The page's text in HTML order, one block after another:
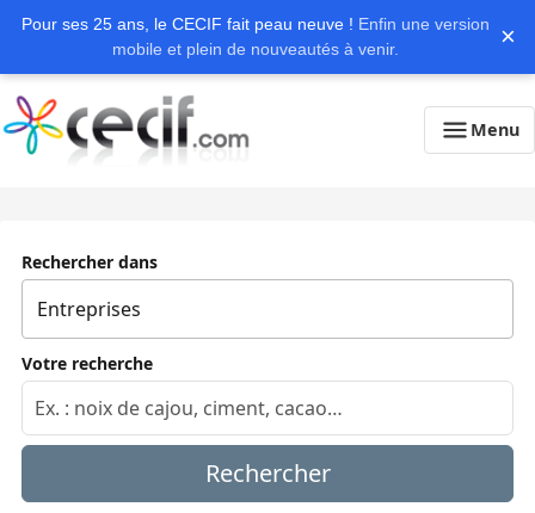
Pour ses 25 ans, le CECIF fait peau neuve ! Enfin une version
mobile et plein de nouveautés à venir.
×
Menu
Rechercher dans
Votre recherche
Rechercher